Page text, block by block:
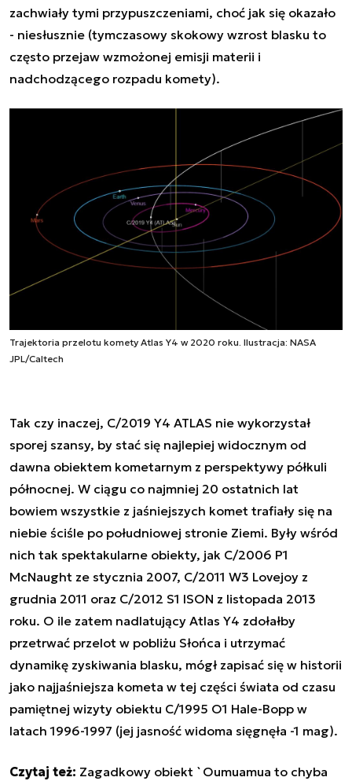
zachwiały tymi przypuszczeniami, choć jak się okazało
- niesłusznie (tymczasowy skokowy wzrost blasku to
często przejaw wzmożonej emisji materii i
nadchodzącego rozpadu komety).
Trajektoria przelotu komety Atlas Y4 w 2020 roku. Ilustracja: NASA
JPL/Caltech
Tak czy inaczej, C/2019 Y4 ATLAS nie wykorzystał
sporej szansy, by stać się najlepiej widocznym od
dawna obiektem kometarnym z perspektywy półkuli
północnej. W ciągu co najmniej 20 ostatnich lat
bowiem wszystkie z jaśniejszych komet trafiały się na
niebie ściśle po południowej stronie Ziemi. Były wśród
nich tak spektakularne obiekty, jak C/2006 P1
McNaught ze stycznia 2007, C/2011 W3 Lovejoy z
grudnia 2011 oraz C/2012 S1 ISON z listopada 2013
roku. O ile zatem nadlatujący Atlas Y4 zdołałby
przetrwać przelot w pobliżu Słońca i utrzymać
dynamikę zyskiwania blasku, mógł zapisać się w historii
jako najjaśniejsza kometa w tej części świata od czasu
pamiętnej wizyty obiektu C/1995 O1 Hale-Bopp w
latach 1996-1997 (jej jasność widoma sięgnęła -1 mag).
Czytaj też: Zagadkowy obiekt `Oumuamua to chyba